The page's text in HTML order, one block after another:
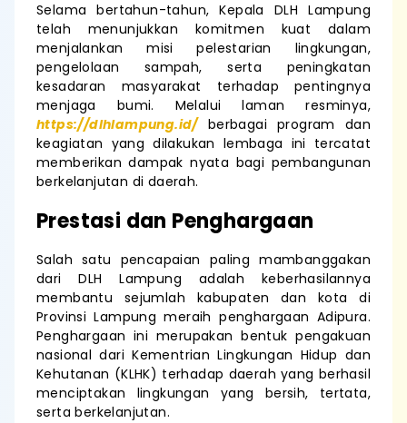
Selama bertahun-tahun, Kepala DLH Lampung
telah menunjukkan komitmen kuat dalam
menjalankan misi pelestarian lingkungan,
pengelolaan sampah, serta peningkatan
kesadaran masyarakat terhadap pentingnya
menjaga bumi. Melalui laman resminya,
https://dlhlampung.id/berbagai program dan
keagiatan yang dilakukan lembaga ini tercatat
memberikan dampak nyata bagi pembangunan
berkelanjutan di daerah.
Prestasi dan Penghargaan
Salah satu pencapaian paling mambanggakan
dari DLH Lampung adalah keberhasilannya
membantu sejumlah kabupaten dan kota di
Provinsi Lampung meraih penghargaan Adipura.
Penghargaan ini merupakan bentuk pengakuan
nasional dari Kementrian Lingkungan Hidup dan
Kehutanan (KLHK) terhadap daerah yang berhasil
menciptakan lingkungan yang bersih, tertata,
serta berkelanjutan.